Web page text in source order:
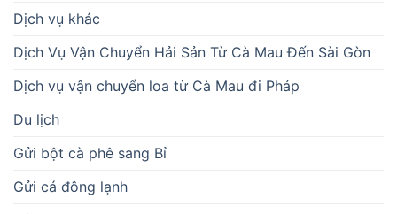
Dịch vụ khác
Dịch Vụ Vận Chuyển Hải Sản Từ Cà Mau Đến Sài Gòn
Dịch vụ vận chuyển loa từ Cà Mau đi Pháp
Du lịch
Gửi bột cà phê sang Bỉ
Gửi cá đông lạnh